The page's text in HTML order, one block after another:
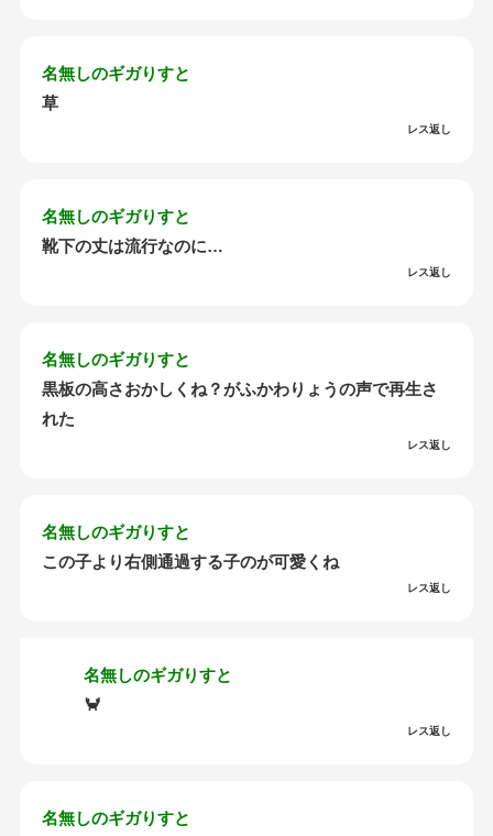
名無しのギガりすと
草
レス返し
名無しのギガりすと
靴下の丈は流行なのに…
レス返し
名無しのギガりすと
黒板の高さおかしくね？がふかわりょうの声で再生さ
れた
レス返し
名無しのギガりすと
この子より右側通過する子のが可愛くね
レス返し
名無しのギガりすと
🦀
レス返し
名無しのギガりすと